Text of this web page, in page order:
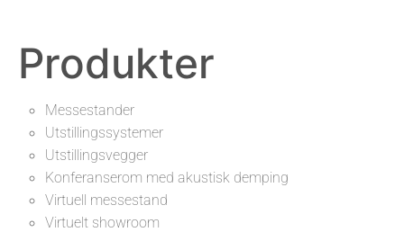
Produkter
Messestander
Utstillingssystemer
Utstillingsvegger
Konferanserom med akustisk demping
Virtuell messestand
Virtuelt showroom